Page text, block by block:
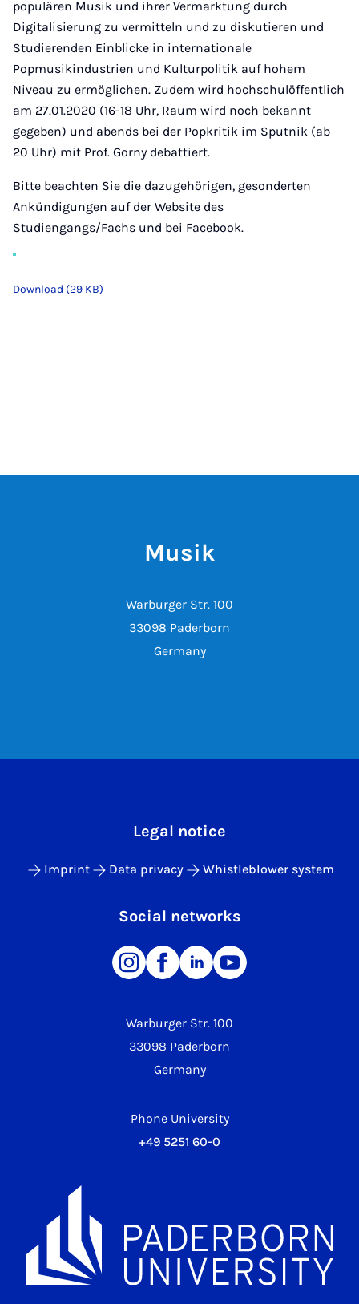
populären Musik und ihrer Vermarktung durch
Digitalisierung zu vermitteln und zu diskutieren und
Studierenden Einblicke in internationale
Popmusikindustrien und Kulturpolitik auf hohem
Niveau zu ermöglichen. Zudem wird hochschulöffentlich
am 27.01.2020 (16-18 Uhr, Raum wird noch bekannt
gegeben) und abends bei der Popkritik im Sputnik (ab
20 Uhr) mit Prof. Gorny debattiert.
Bitte beachten Sie die dazugehörigen, gesonderten
Ankündigungen auf der Website des
Studiengangs/Fachs und bei Facebook.
Download (29 KB)
Musik
Warburger Str. 100
33098 Paderborn
Germany
Warburger Str. 100
33098 Paderborn
Germany
Phone University
+49 5251 60-0
Legal notice
Imprint Data privacy Whistleblower system
Social networks